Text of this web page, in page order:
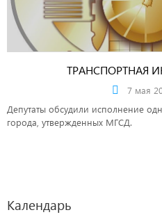
ТРАНСПОРТНАЯ
7 мая
Депутаты обсудили исполнение
города, утвержденных МГСД.
Календарь